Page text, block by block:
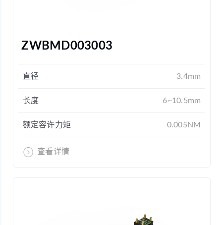
ZWBMD003003
直径 3.4mm
长度 6~10.5mm
额定容许力矩 0.005NM
查看详情